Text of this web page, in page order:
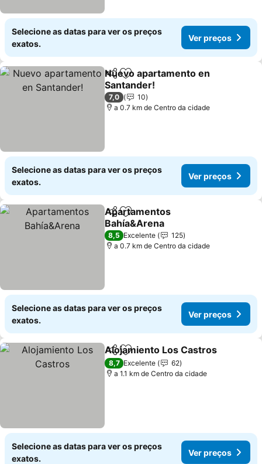
Selecione as datas para ver os preços
exatos.
Ver preços
PartilharAdicionar aos favoritos
Nuevo apartamento en
Santander!
Ver preços
7,0
10
a 0.7 km de Centro da cidade
Selecione as datas para ver os preços
exatos.
Ver preços
PartilharAdicionar aos favoritos
Apartamentos
Bahía&Arena
Ver preços
8,5 Excelente
125
a 0.7 km de Centro da cidade
Selecione as datas para ver os preços
exatos.
Ver preços
PartilharAdicionar aos favoritos
Alojamiento Los Castros
8,7 Excelente
62
a 1.1 km de Centro da cidade
Selecione as datas para ver os preços
exatos.
Ver preços